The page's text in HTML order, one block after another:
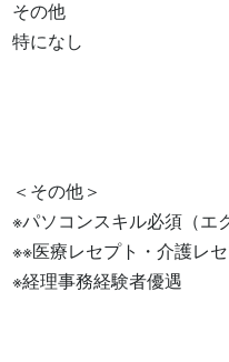
その他
特になし
＜その他＞
※パソコンスキル必須（エ
※※医療レセプト・介護レ
※経理事務経験者優遇